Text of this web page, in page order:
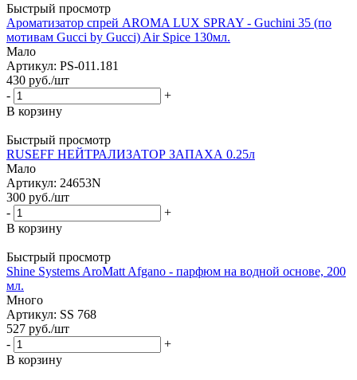
Быстрый просмотр
Ароматизатор спрей AROMA LUX SPRAY - Guchini 35 (по
мотивам Gucci by Gucci) Air Spice 130мл.
Мало
Артикул: PS-011.181
430 руб./шт
-
+
В корзину
Быстрый просмотр
RUSEFF НЕЙТРАЛИЗАТОР ЗАПАХА 0.25л
Мало
Артикул: 24653N
300 руб./шт
-
+
В корзину
Быстрый просмотр
Shine Systems AroMatt Afgano - парфюм на водной основе, 200
мл.
Много
Артикул: SS 768
527 руб./шт
-
+
В корзину